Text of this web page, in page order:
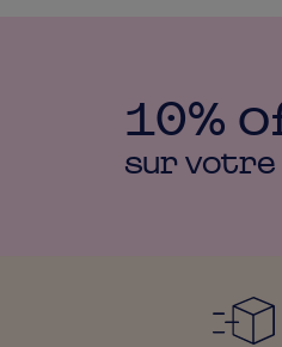
10%
sur votre